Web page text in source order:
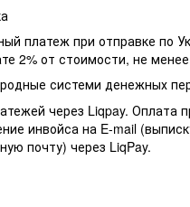
платеж при отправке по
2% от стоимости, не
системи денежных
через Liqpay. Оплата
инвойса на E-mail
почту) через LiqPay.